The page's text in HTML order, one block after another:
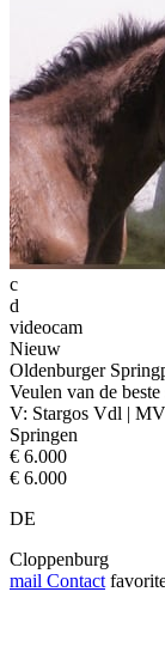
c
d
videocam
Nieuw
Oldenburger
Veulen van de
V: Stargos Vdl |
Springen
€ 6.000
€ 6.000
DE
Cloppenburg
mail Contact